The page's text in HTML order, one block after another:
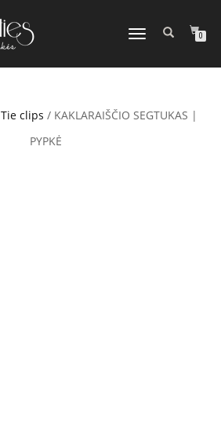
TOGGLE
0
Tie clips / KAKLARAIŠČIO SEGTUKAS |
PYPKĖ